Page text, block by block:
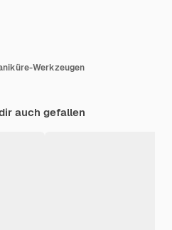
Werkzeugen
auch gefallen